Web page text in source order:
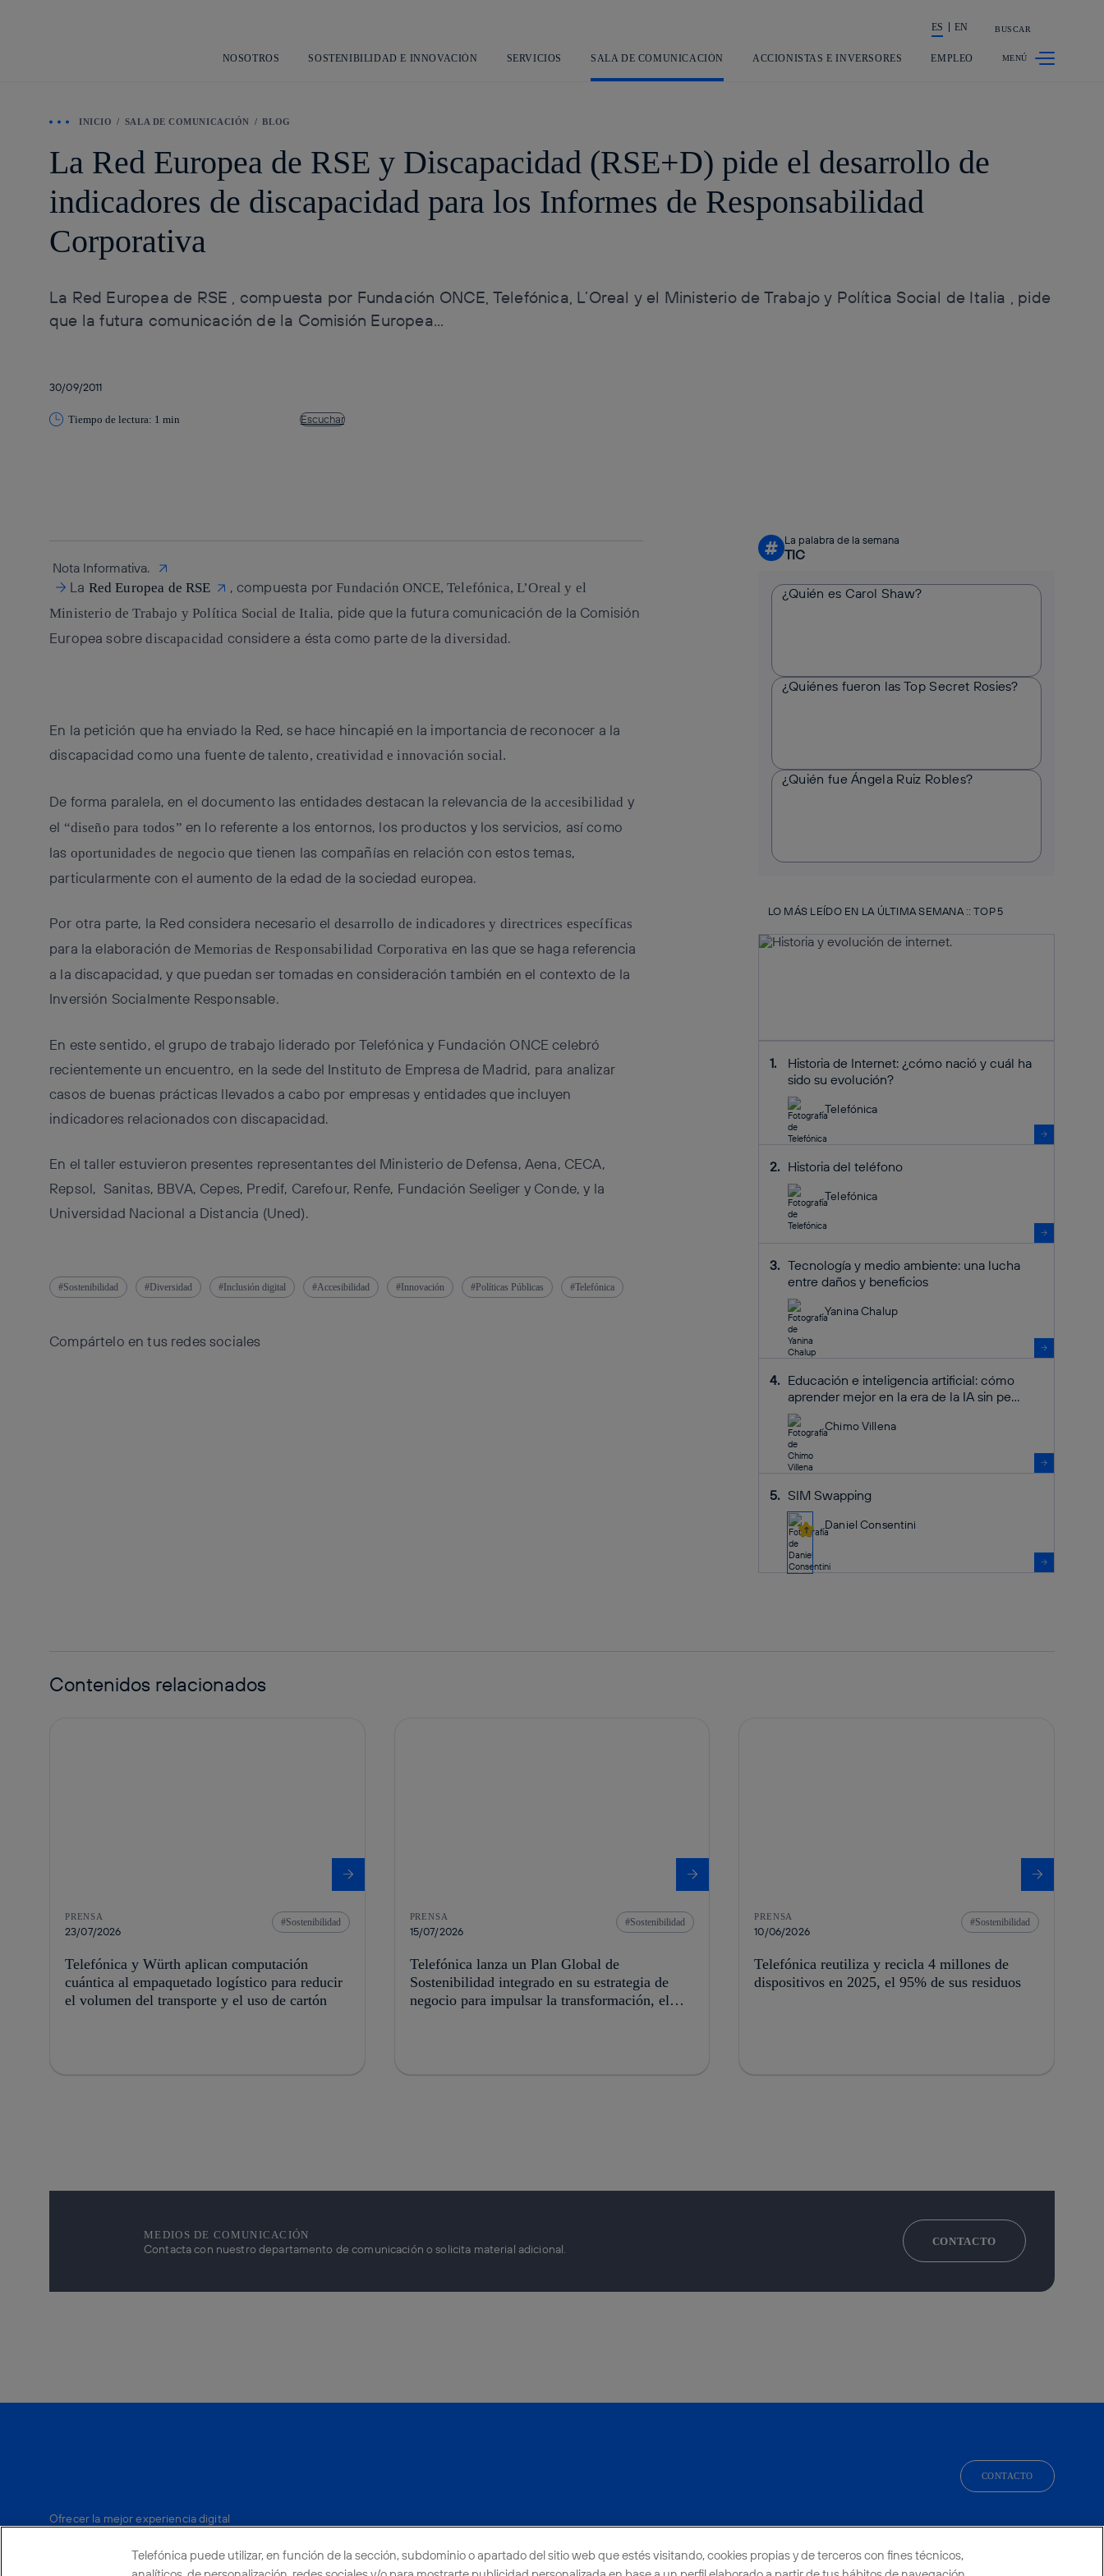
principal
La acción en accionistas e
ES EN BUSCAR
NOSOTROS SOSTENIBILIDAD E INNOVACIÓN SERVICIOS SALA DE COMUNICACIÓN ACCIONISTAS E INVERSORES EMPLEO
INICIO SALA DE COMUNICACIÓN BLOG
La Red Europea de RSE y Discapacidad (RSE+D) pide el desarrollo de
indicadores de discapacidad para los Informes de Responsabilidad
Corporativa
La Red Europea de RSE , compuesta por Fundación ONCE, Telefónica, L’Oreal y el Ministerio de Trabajo y Política Social de Italia , pide
que la futura comunicación de la Comisión Europea...
30/09/2011
Tiempo de lectura: 1 min Escuchar
Nota Informativa.
La Red Europea de RSE , compuesta porFundación ONCE, Telefónica, L’Oreal y el
Ministerio de Trabajo y Política Social de Italia, pide que la futura comunicación de la Comisión
Europea sobrediscapacidad considere a ésta como parte de ladiversidad.
En la petición que ha enviado la Red, se hace hincapié en la importancia de reconocer a la
discapacidad como una fuente de talento, creatividad e innovación social.
De forma paralela, en el documento las entidades destacan la relevancia de laaccesibilidad y
el “diseño para todos” en lo referente a los entornos, los productos y los servicios, así como
las oportunidades de negocio que tienen las compañías en relación con estos temas,
particularmente con el aumento de la edad de la sociedad europea.
Por otra parte, la Red considera necesario el desarrollo de indicadores y directrices específicas
para la elaboración de Memorias de Responsabilidad Corporativa en las que se haga referencia
a la discapacidad, y que puedan ser tomadas en consideración también en el contexto de la
Inversión Socialmente Responsable.
En este sentido, el grupo de trabajo liderado por Telefónica y Fundación ONCE celebró
recientemente un encuentro, en la sede del Instituto de Empresa de Madrid, para analizar
casos de buenas prácticas llevados a cabo por empresas y entidades que incluyen
indicadores relacionados con discapacidad.
En el taller estuvieron presentes representantes del Ministerio de Defensa, Aena, CECA,
Repsol, Sanitas, BBVA, Cepes, Predif, Carefour, Renfe, Fundación Seeliger y Conde, y la
Universidad Nacional a Distancia (Uned).
Sostenibilidad Diversidad Inclusión digital Accesibilidad Innovación Políticas Públicas Telefónica
Compártelo en tus redes sociales
# La palabra de la semana
TIC
¿Quién es Carol Shaw?
¿Quiénes fueron las Top Secret Rosies?
¿Quién fue Ángela Ruiz Robles?
LO MÁS LEÍDO EN LA ÚLTIMA SEMANA :: TOP 5
Historia de Internet: ¿cómo nació y cuál ha
sido su evolución?
Telefónica
Historia del teléfono
Telefónica
Tecnología y medio ambiente: una lucha
entre daños y beneficios
Yanina Chalup
Educación e inteligencia artificial: cómo
aprender mejor en la era de la IA sin pe...
Chimo Villena
SIM Swapping
Daniel Consentini
Contenidos relacionados
PRENSA
23/07/2026
Sostenibilidad
Telefónica y Würth aplican computación
cuántica al empaquetado logístico para reducir
el volumen del transporte y el uso de cartón
PRENSA
15/07/2026
Sostenibilidad
Telefónica lanza un Plan Global de
Sostenibilidad integrado en su estrategia de
negocio para impulsar la transformación, el
PRENSA
10/06/2026
Sostenibilidad
Telefónica reutiliza y recicla 4 millones de
dispositivos en 2025, el 95% de sus residuos
MEDIOS DE COMUNICACIÓN
Contacta con nuestro departamento de comunicación o solicita material adicional.
CONTACTO
Ofrecer la mejor experiencia digital
youtube
CONTACTO
Telefónica puede utilizar, en función de la sección, subdominio o apartado del sitio web que estés visitando, cookies propias y de terceros con fines técnicos,